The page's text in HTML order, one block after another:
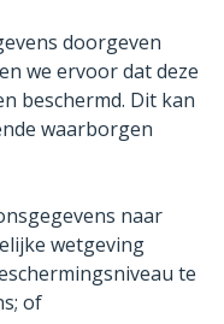
doorgeven
we ervoor dat deze
beschermd. Dit kan
waarborgen
naar
wetgeving
te
of